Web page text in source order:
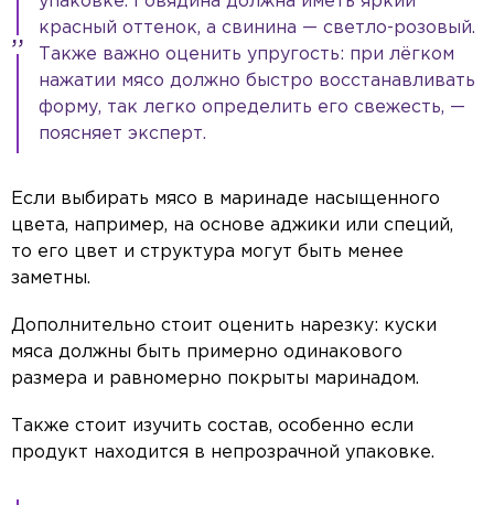
красный оттенок, а свинина — светло-розовый.
Также важно оценить упругость: при лёгком
нажатии мясо должно быстро восстанавливать
форму, так легко определить его свежесть, —
поясняет эксперт.
Если выбирать мясо в маринаде насыщенного
цвета, например, на основе аджики или специй,
то его цвет и структура могут быть менее
заметны.
Дополнительно стоит оценить нарезку: куски
мяса должны быть примерно одинакового
размера и равномерно покрыты маринадом.
Также стоит изучить состав, особенно если
продукт находится в непрозрачной упаковке.